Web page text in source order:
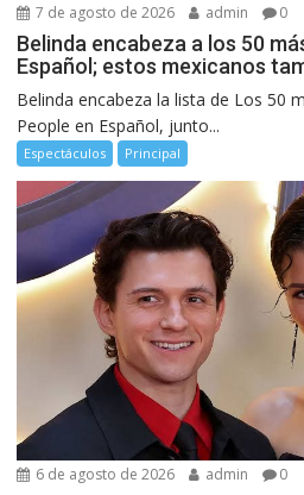
7 de agosto de 2026 admin 0
Belinda encabeza a los 50
Español; estos mexicanos
Belinda encabeza la lista de Los 50
People en Español, junto...
Espectáculos Principal
6 de agosto de 2026 admin 0